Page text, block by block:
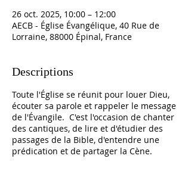
26 oct. 2025, 10:00 – 12:00
AECB - Église Évangélique, 40 Rue de
Lorraine, 88000 Épinal, France
Descriptions
Toute l'Église se réunit pour louer Dieu,
écouter sa parole et rappeler le message
de l'Évangile. C'est l'occasion de chanter
des cantiques, de lire et d'étudier des
passages de la Bible, d'entendre une
prédication et de partager la Cène.